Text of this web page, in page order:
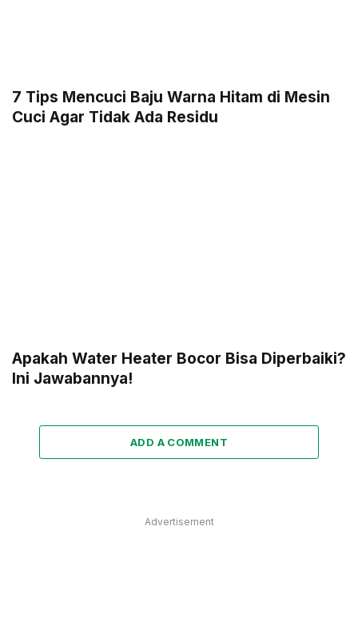
7 Tips Mencuci Baju Warna Hitam di Mesin
Cuci Agar Tidak Ada Residu
Apakah Water Heater Bocor Bisa Diperbaiki?
Ini Jawabannya!
ADD A COMMENT
Advertisement